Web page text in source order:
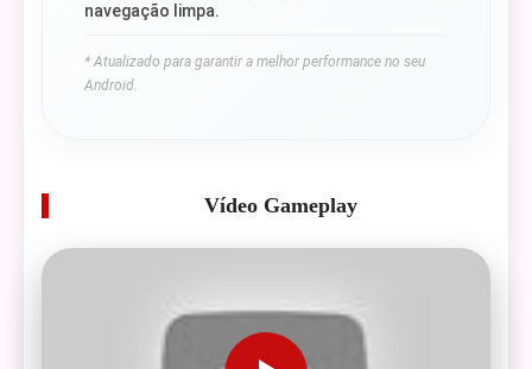
navegação limpa.
* Atualizado para garantir a melhor performance no seu
Android.
Vídeo Gameplay